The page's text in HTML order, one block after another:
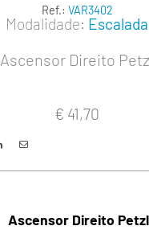
Ref.: VAR3402
Modalidade: Escalada
Ascensor Direito
€ 41,70
Ascensor Direito Petzl